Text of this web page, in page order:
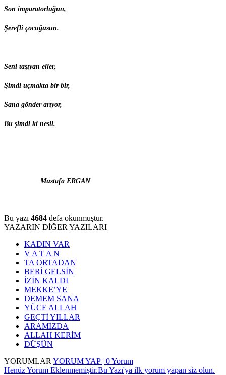
Son imparatorluğun,
Şerefli çocuğusun.
Seni taşıyan eller,
Şimdi uçmakta bir bir,
Sana gönder arıyor,
Bu şimdi ki nesil.
Mustafa ERGAN
Bu yazı 4684 defa okunmuştur.
YAZARIN DİĞER YAZILARI
KADIN VAR
V A T A N
TA ORTADAN
BERİ GELSİN
İZİN KALDI
MEKKE’YE
DEMEM SANA
YÜCE ALLAH
GEÇTİ YILLAR
ARAMIZDA
ALLAH KERİM
DÜŞÜN
YORUMLAR YORUM YAP | 0 Yorum
Henüz Yorum Eklenmemiştir.Bu Yazı'ya ilk yorum yapan siz olun.